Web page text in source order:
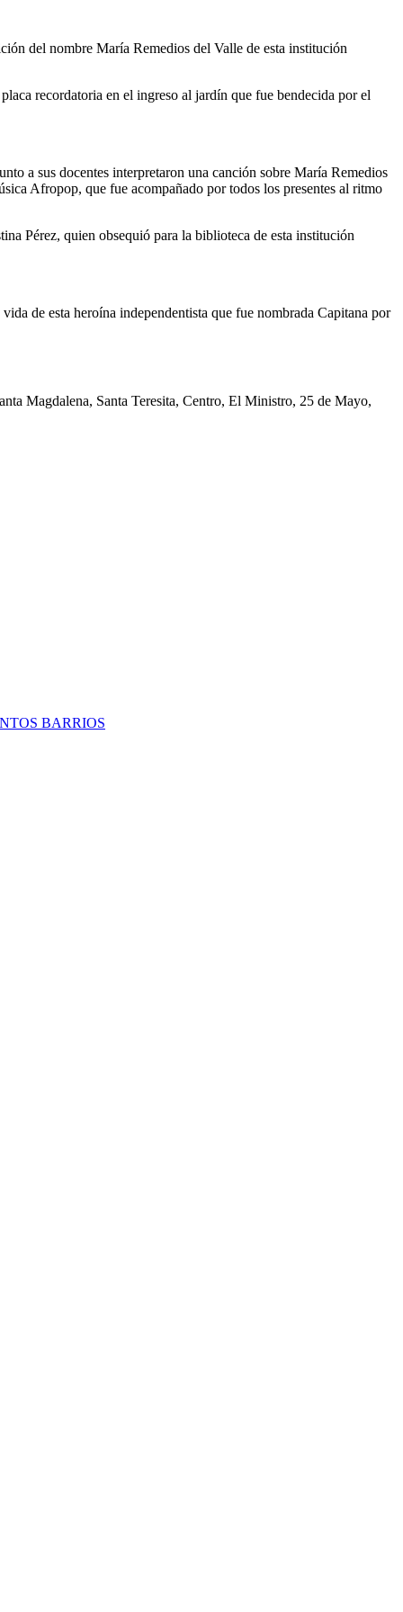
del nombre María Remedios del Valle de esta institución
recordatoria en el ingreso al jardín que fue bendecida por el
a sus docentes interpretaron una canción sobre María Remedios
Afropop, que fue acompañado por todos los presentes al ritmo
Pérez, quien obsequió para la biblioteca de esta institución
de esta heroína independentista que fue nombrada Capitana por
Magdalena, Santa Teresita, Centro, El Ministro, 25 de Mayo,
BARRIOS